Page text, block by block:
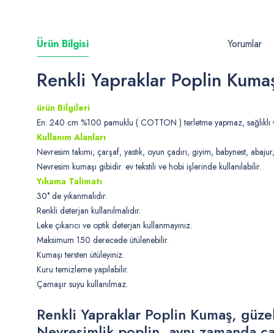
Ürün Bilgisi Yorumlar
Renkli Yapraklar Poplin
ürün Bilgileri
En: 240 cm %100 pamuklu ( COTTON ) terletme yapmaz, sağlıklı
Kullanım Alanları
Nevresim takımı, çarşaf, yastık, oyun çadırı, giyim, babynest,
Nevresim kumaşı gibidir. ev tekstili ve hobi işlerinde kullanılabilir.
Yıkama Talimatı
30° de yıkanmalıdır.
Renkli deterjan kullanılmalıdır.
Leke çıkarıcı ve optik deterjan kullanmayınız.
Maksimum 150 derecede ütülenebilir.
Kumaşı tersten ütüleyiniz.
Kuru temizleme yapılabilir.
Çamaşır suyu kullanılmaz.
Renkli Yapraklar Poplin Kumaş,